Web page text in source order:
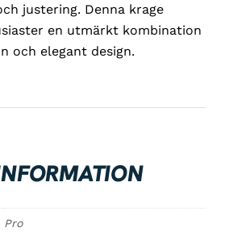
justering. Denna krage
en utmärkt kombination
och elegant design.
Pro